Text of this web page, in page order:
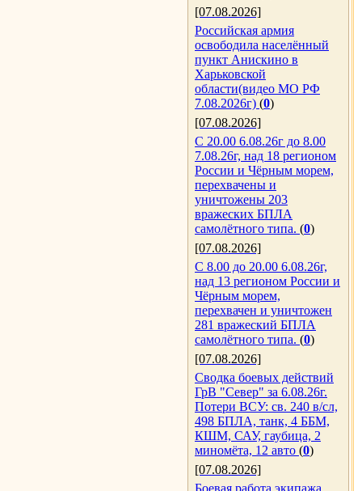
[07.08.2026]
Российская армия
освободила населённый
пункт Анискино в
Харьковской
области(видео МО РФ
7.08.2026г) (0)
[07.08.2026]
С 20.00 6.08.26г до 8.00
7.08.26г, над 18 регионом
России и Чёрным морем,
перехвачены и
уничтожены 203
вражеских БПЛА
самолётного типа. (0)
[07.08.2026]
С 8.00 до 20.00 6.08.26г,
над 13 регионом России и
Чёрным морем,
перехвачен и уничтожен
281 вражеский БПЛА
самолётного типа. (0)
[07.08.2026]
Сводка боевых действий
ГрВ "Север" за 6.08.26г.
Потери ВСУ: св. 240 в/сл,
498 БПЛА, танк, 4 ББМ,
КШМ, САУ, гаубица, 2
миномёта, 12 авто (0)
[07.08.2026]
Боевая работа экипажа